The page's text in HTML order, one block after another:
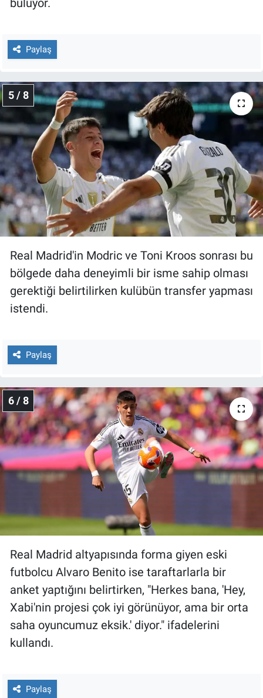
Paylaş
5 / 8
Real Madrid'in Modric ve Toni Kroos sonrası bu
bölgede daha deneyimli bir isme sahip olması
gerektiği belirtilirken kulübün transfer yapması
istendi.
Paylaş
6 / 8
Real Madrid altyapısında forma giyen eski
futbolcu Alvaro Benito ise taraftarlarla bir
anket yaptığını belirtirken, "Herkes bana, 'Hey,
Xabi'nin projesi çok iyi görünüyor, ama bir orta
saha oyuncumuz eksik.' diyor." ifadelerini
kullandı.
Paylaş